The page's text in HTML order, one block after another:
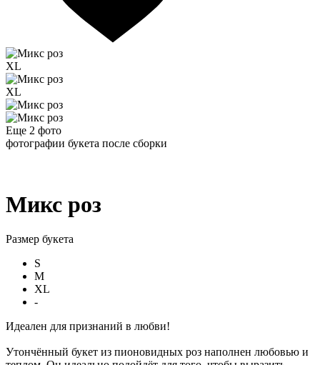
XL
XL
Еще 2 фото
фотографии букета после сборки
Микс роз
Размер букета
S
M
XL
-
Идеален для признаний в любви!
Утончённый букет из пионовидных роз наполнен любовью и